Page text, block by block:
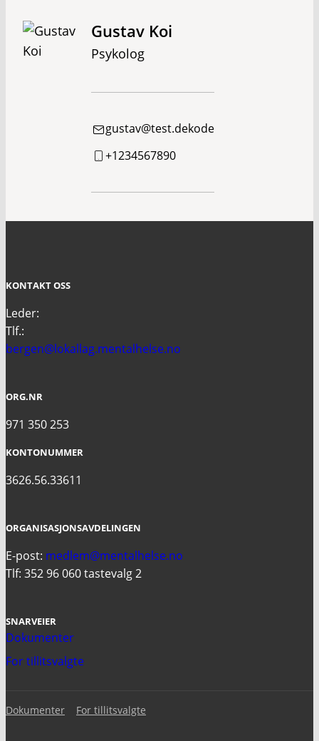
Gustav Koi
Psykolog
gustav@test.dekode
+1234567890
KONTAKT OSS
Leder:
Tlf.:
bergen@lokallag.mentalhelse.no
ORG.NR
971 350 253
KONTONUMMER
3626.56.33611
ORGANISASJONSAVDELINGEN
E-post: medlem@mentalhelse.no
Tlf: 352 96 060 tastevalg 2
SNARVEIER
Dokumenter
For tillitsvalgte
Dokumenter For tillitsvalgte